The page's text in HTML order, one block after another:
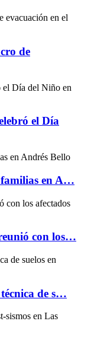
de
el Día
en A…
con los…
de s…